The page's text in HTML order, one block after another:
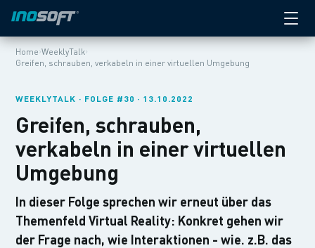
Home›WeeklyTalk›
Greifen, schrauben, verkabeln in einer virtuellen Umgebung
WEEKLYTALK · FOLGE #30 · 13.10.2022
Greifen, schrauben,
verkabeln in einer virtuellen
Umgebung
In dieser Folge sprechen wir erneut über das
Themenfeld Virtual Reality: Konkret gehen wir
der Frage nach, wie Interaktionen - wie. z.B. das